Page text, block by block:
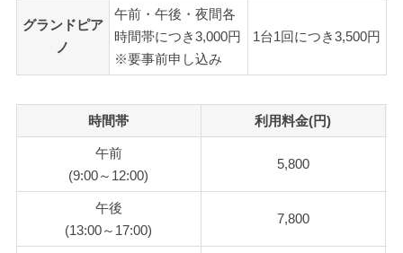
グランドピア
ノ
午前・午後・夜間各
時間帯につき3,000円
※要事前申し込み
1台1回につき3,500円
時間帯 利用料金(円)
午前
(9:00～12:00)
5,800
午後
(13:00～17:00)
7,800